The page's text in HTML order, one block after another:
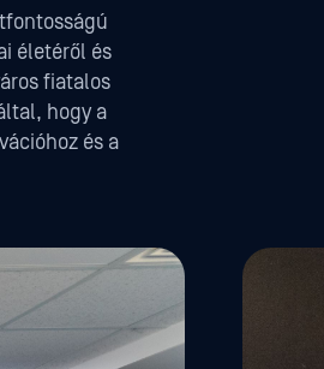
életéről és
fiatalos
hogy a
és a